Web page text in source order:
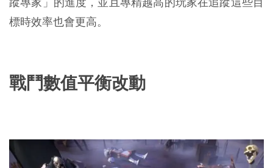
標時效率也會更高。
戰鬥數值平衡改動